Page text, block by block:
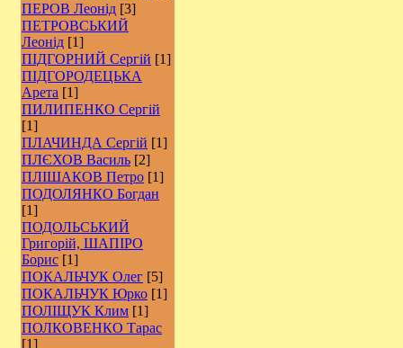
ПЕРОВ Леонід [3]
ПЕТРОВСЬКИЙ
Леонід [1]
ПІДГОРНИЙ Сергій [1]
ПІДГОРОДЕЦЬКА
Арета [1]
ПИЛИПЕНКО Сергій
[1]
ПЛАЧИНДА Сергій [1]
ПЛЄХОВ Василь [2]
ПЛІШАКОВ Петро [1]
ПОДОЛЯНКО Богдан
[1]
ПОДОЛЬСЬКИЙ
Григорій, ШАПІРО
Борис [1]
ПОКАЛЬЧУК Олег [5]
ПОКАЛЬЧУК Юрко [1]
ПОЛІЩУК Клим [1]
ПОЛКОВЕНКО Тарас
[1]